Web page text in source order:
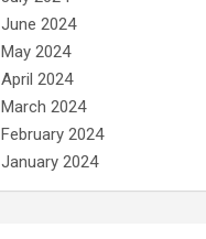
June 2024
May 2024
April 2024
March 2024
February 2024
January 2024